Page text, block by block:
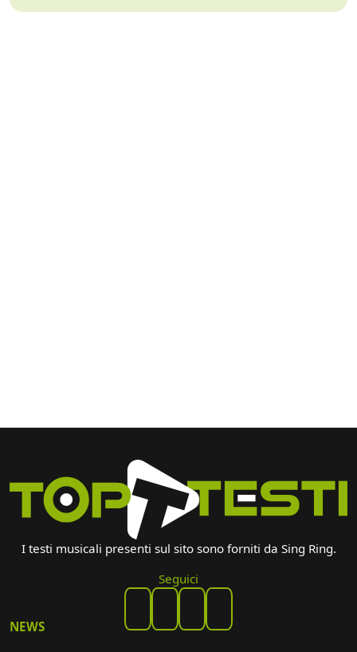
I testi musicali presenti sul sito sono forniti da Sing Ring.
Seguici
NEWS